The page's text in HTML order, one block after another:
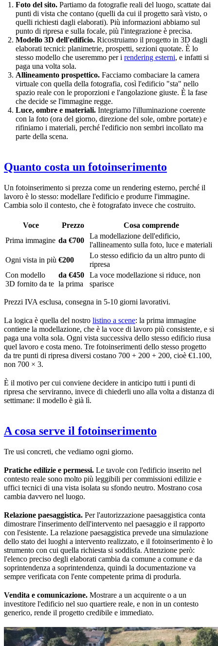
Foto del sito. Partiamo da fotografie reali del luogo, scattate dai
punti di vista che contano (quelli da cui il progetto sarà visto, o
quelli richiesti dagli elaborati). Più informazioni abbiamo sul
punto di ripresa e sulla focale, più l'integrazione è precisa.
Modello 3D dell'edificio. Ricostruiamo il progetto in 3D dagli
elaborati tecnici: planimetrie, prospetti, sezioni quotate. È lo
stesso modello che useremmo per i rendering esterni, e infatti si
paga una volta sola.
Allineamento prospettico. Facciamo combaciare la camera
virtuale con quella della fotografia, così l'edificio "sta" nello
spazio reale con le proporzioni e l'angolazione giuste. È la fase
che decide se l'immagine regge.
Luce, ombre e materiali. Integriamo l'illuminazione coerente
con la foto (ora del giorno, direzione del sole, ombre portate) e
rifiniamo i materiali, perché l'edificio non sembri incollato ma
parte della scena.
Quanto costa un fotoinserimento
Un fotoinserimento si prezza come un rendering esterno, perché il
lavoro è lo stesso: modellare l'edificio e produrre l'immagine.
Cambia solo il contesto, che è fotografato invece che costruito.
Voce Prezzo
Cosa comprende
Prima immagine da €700
La modellazione dell'edificio,
l'allineamento sulla foto, luce e materiali
Ogni vista in più €200
Lo stesso edificio da un altro punto di
ripresa
Con modello
3D fornito da te
da €450
la prima
La voce modellazione si riduce, non
sparisce
Prezzi IVA esclusa, consegna in 5-10 giorni lavorativi.
La logica è quella del nostro listino a scene: la prima immagine
contiene la modellazione, che è la voce di lavoro più consistente, e si
paga una volta sola. Ogni vista successiva dello stesso edificio riusa
quel lavoro e costa meno. Tre fotoinserimenti dello stesso progetto
da tre punti di ripresa diversi costano 700 + 200 + 200, cioè €1.100,
non 700 × 3.
È il motivo per cui conviene decidere in anticipo tutti i punti di
ripresa che serviranno, invece di chiederli uno alla volta a distanza di
settimane: il modello è già lì.
A cosa serve il fotoinserimento
Tre usi concreti, che vediamo ogni giorno.
Pratiche edilizie e permessi. Le tavole con l'edificio inserito nel
contesto reale sono molto più leggibili per commissioni edilizie e
uffici tecnici di una vista isolata su sfondo neutro. Mostrano cosa
cambia davvero nel luogo.
Relazione paesaggistica. Per l'autorizzazione paesaggistica conta
dimostrare l'inserimento dell'intervento nel paesaggio e il rapporto
con l'esistente. La relazione paesaggistica prevede una simulazione
dello stato dei luoghi a intervento realizzato, e il fotoinserimento è lo
strumento con cui quella richiesta si soddisfa. Attenzione però:
l'elenco preciso degli elaborati cambia da comune a comune e da
soprintendenza a soprintendenza, quindi la documentazione va
sempre verificata con l'ente competente prima di produrla.
Vendita e comunicazione. Mostrare a un acquirente o a un
investitore l'edificio nel suo quartiere reale, e non in un contesto
generico, rende il progetto credibile e immediato.